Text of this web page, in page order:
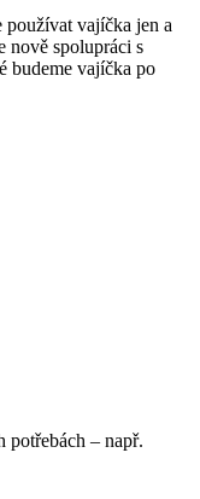
vajíčka jen a
nově spolupráci s
budeme vajíčka po
potřebách – např.